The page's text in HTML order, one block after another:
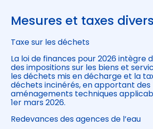
Mesures et taxes
Taxe sur les déchets
La loi de finances pour 2026 intègre
des impositions sur les biens et
les déchets mis en décharge et la
déchets incinérés, en apportant des
aménagements techniques
1er mars 2026.
Redevances des agences de l’eau